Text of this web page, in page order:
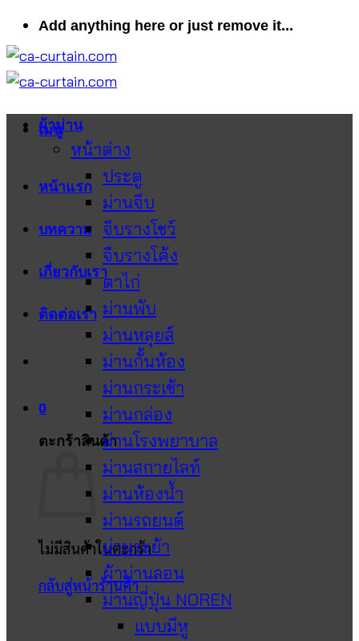
ข้าม
ไป
ยัง
เนื้อหา
Add anything here or just remove it...
เมนู
หน้าแรก
บทความ
เกี่ยวกับเรา
ติดต่อเรา
0
ตะกร้าสินค้า
ไม่มีสินค้าในตะกร้า
กลับสู่หน้าร้านค้า
ผ้าม่าน
หน้าต่าง
ประตู
ม่านจีบ
จีบรางโชว์
จีบรางโค้ง
ตาไก่
ม่านพับ
ม่านหลุยส์
ม่านกั้นห้อง
ม่านกระเช้า
ม่านกล่อง
ม่านโรงพยาบาล
ม่านสกายไลท์
ม่านห้องน้ำ
ม่านรถยนต์
ม่านระย้า
ผ้าม่านลอน
ม่านญี่ปุ่น NOREN
แบบมีหู